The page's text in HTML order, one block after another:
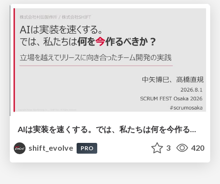
AIは実装を速くする。では、私たちは何を今作るべきか？－立場を越えてリリースに向き合ったチーム開発の実践 / 20260801 Hiromi Nakaya and Naoki Takahashi
shift_evolve
PRO 3 420